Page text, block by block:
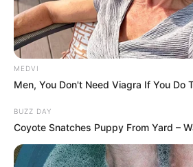
MEDVI
Men, You Don't Need Viagra If You Do
BUZZ DAY
Coyote Snatches Puppy From Yard –